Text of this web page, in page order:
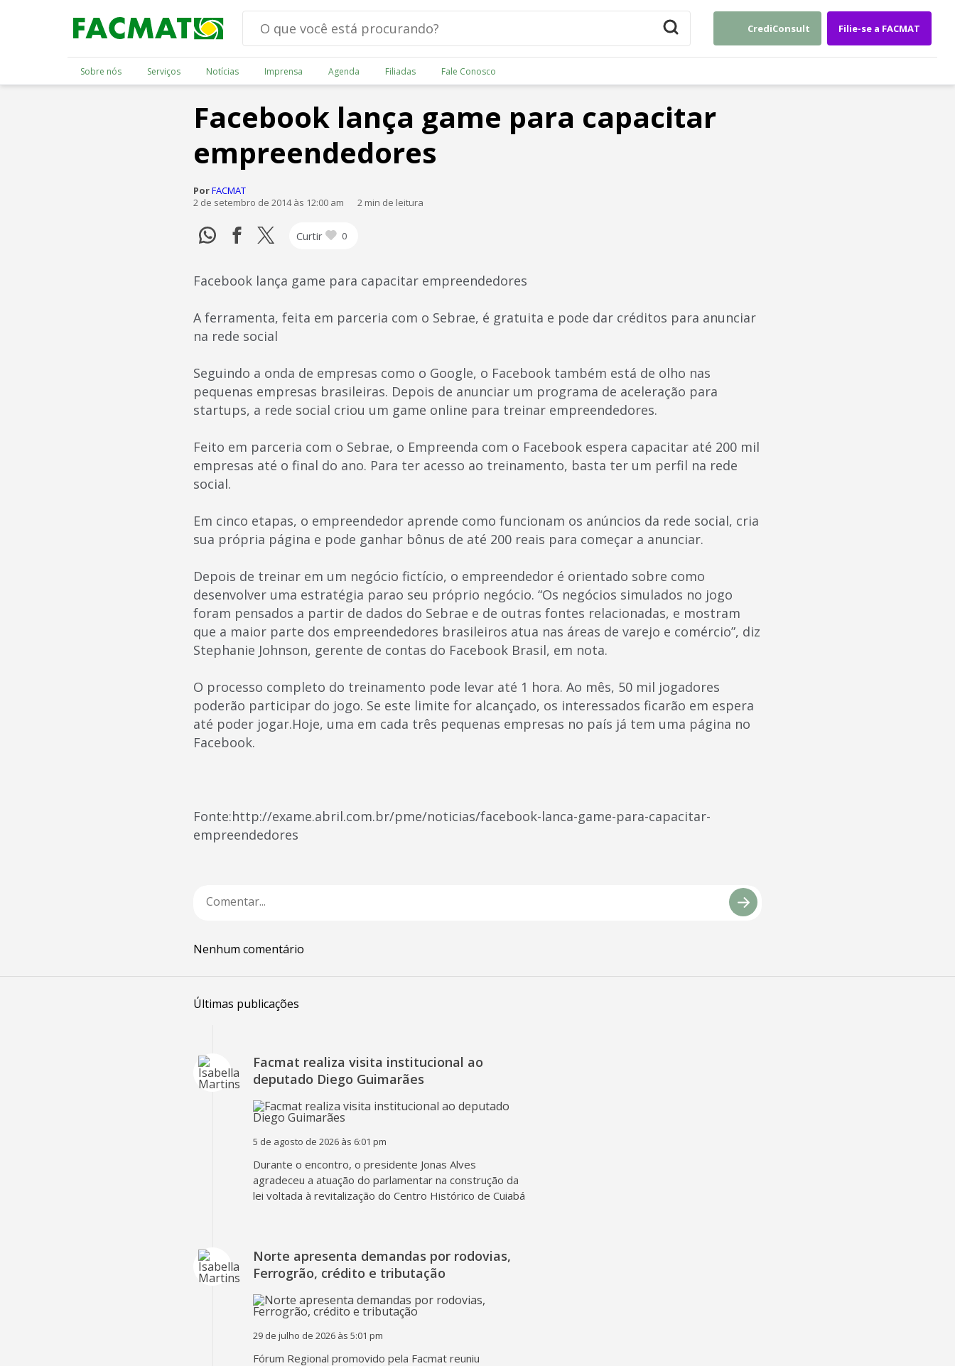
CrediConsult Filie-se a FACMAT
Sobre nós Serviços Notícias Imprensa Agenda Filiadas Fale Conosco
Facebook lança game para capacitar
empreendedores
PorFACMAT
2 de setembro de 2014 às 12:00 am
2 min de leitura
Curtir 0
Facebook lança game para capacitar empreendedores
A ferramenta, feita em parceria com o Sebrae, é gratuita e pode dar créditos para anunciar
na rede social
Seguindo a onda de empresas como o Google, o Facebook também está de olho nas
pequenas empresas brasileiras. Depois de anunciar um programa de aceleração para
startups, a rede social criou um game online para treinar empreendedores.
Feito em parceria com o Sebrae, o Empreenda com o Facebook espera capacitar até 200 mil
empresas até o final do ano. Para ter acesso ao treinamento, basta ter um perfil na rede
social.
Em cinco etapas, o empreendedor aprende como funcionam os anúncios da rede social, cria
sua própria página e pode ganhar bônus de até 200 reais para começar a anunciar.
Depois de treinar em um negócio fictício, o empreendedor é orientado sobre como
desenvolver uma estratégia parao seu próprio negócio. “Os negócios simulados no jogo
foram pensados a partir de dados do Sebrae e de outras fontes relacionadas, e mostram
que a maior parte dos empreendedores brasileiros atua nas áreas de varejo e comércio”, diz
Stephanie Johnson, gerente de contas do Facebook Brasil, em nota.
O processo completo do treinamento pode levar até 1 hora. Ao mês, 50 mil jogadores
poderão participar do jogo. Se este limite for alcançado, os interessados ficarão em espera
até poder jogar.Hoje, uma em cada três pequenas empresas no país já tem uma página no
Facebook.
Fonte:http://exame.abril.com.br/pme/noticias/facebook-lanca-game-para-capacitar-
empreendedores
Nenhum comentário
Últimas publicações
Facmat realiza visita institucional ao
deputado Diego Guimarães
5 de agosto de 2026 às 6:01 pm
Durante o encontro, o presidente Jonas Alves
agradeceu a atuação do parlamentar na construção da
lei voltada à revitalização do Centro Histórico de Cuiabá
Norte apresenta demandas por rodovias,
Ferrogrão, crédito e tributação
29 de julho de 2026 às 5:01 pm
Fórum Regional promovido pela Facmat reuniu